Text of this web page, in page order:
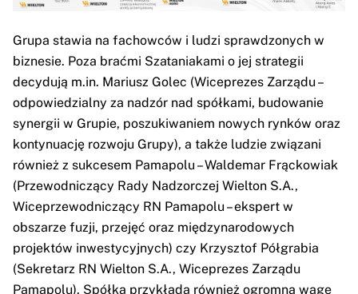
Grupa stawia na fachowców i ludzi sprawdzonych w
biznesie. Poza braćmi Szataniakami o jej strategii
decydują m.in. Mariusz Golec (Wiceprezes Zarządu –
odpowiedzialny za nadzór nad spółkami, budowanie
synergii w Grupie, poszukiwaniem nowych rynków oraz
kontynuację rozwoju Grupy), a także ludzie związani
również z sukcesem Pamapolu – Waldemar Frąckowiak
(Przewodniczący Rady Nadzorczej Wielton S.A.,
Wiceprzewodniczący RN Pamapolu – ekspert w
obszarze fuzji, przejęć oraz międzynarodowych
projektów inwestycyjnych) czy Krzysztof Półgrabia
(Sekretarz RN Wielton S.A., Wiceprezes Zarządu
Pamapolu). Spółka przykłada również ogromną wagę